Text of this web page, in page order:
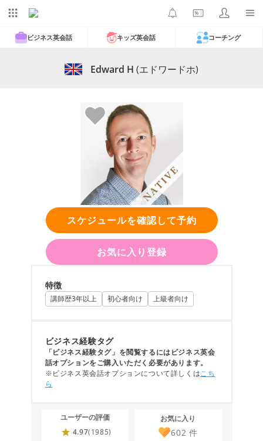
ビジネス英会話 キッズ英会話 コーチング
Edward H (エドワードホ)
スケジュールを確認して予約
お気に入り登録
特徴
講師歴3年以上 初心者向け 上級者向け
ビジネス経験タグ
「ビジネス経験タグ」を閲覧するにはビジネス英会
話オプションをご購入いただく必要があります。
※ビジネス英会話オプションについて詳しくはこち
ら
ユーザーの評価
4.97(1985)
お気に入り
602 件